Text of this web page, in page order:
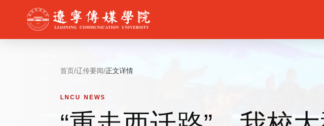
首页/辽传要闻/正文详情
LNCU NEWS